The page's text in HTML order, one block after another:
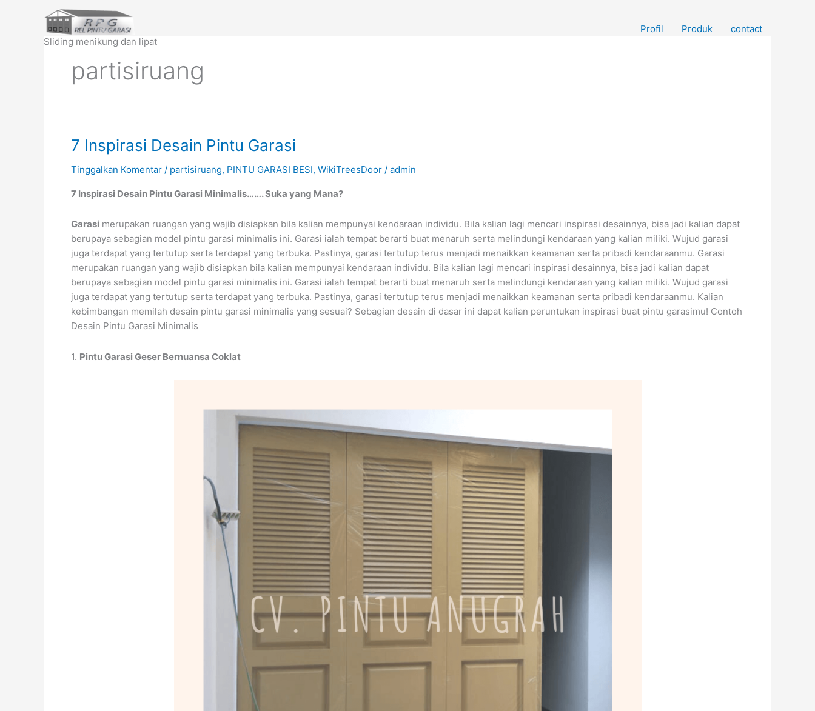
Sliding menikung dan lipat
Profil Produk contact
partisiruang
7 Inspirasi Desain Pintu Garasi
Tinggalkan Komentar / partisiruang, PINTU GARASI BESI, WikiTreesDoor / admin
7 Inspirasi Desain Pintu Garasi Minimalis……. Suka yang Mana?
Garasi merupakan ruangan yang wajib disiapkan bila kalian mempunyai kendaraan individu. Bila kalian lagi mencari inspirasi desainnya, bisa jadi kalian dapat
berupaya sebagian model pintu garasi minimalis ini. Garasi ialah tempat berarti buat menaruh serta melindungi kendaraan yang kalian miliki. Wujud garasi
juga terdapat yang tertutup serta terdapat yang terbuka. Pastinya, garasi tertutup terus menjadi menaikkan keamanan serta pribadi kendaraanmu. Garasi
merupakan ruangan yang wajib disiapkan bila kalian mempunyai kendaraan individu. Bila kalian lagi mencari inspirasi desainnya, bisa jadi kalian dapat
berupaya sebagian model pintu garasi minimalis ini. Garasi ialah tempat berarti buat menaruh serta melindungi kendaraan yang kalian miliki. Wujud garasi
juga terdapat yang tertutup serta terdapat yang terbuka. Pastinya, garasi tertutup terus menjadi menaikkan keamanan serta pribadi kendaraanmu. Kalian
kebimbangan memilah desain pintu garasi minimalis yang sesuai? Sebagian desain di dasar ini dapat kalian peruntukan inspirasi buat pintu garasimu! Contoh
Desain Pintu Garasi Minimalis
1. Pintu Garasi Geser Bernuansa Coklat
7
Desain
Garasi